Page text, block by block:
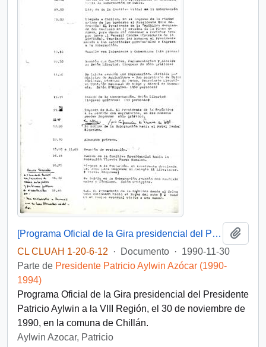
[Programa Oficial de la Gira presidencial del Presidente Patricio Aylwin a la VIII Región]
CL CLUAH 1-20-6-12
· Documento · 1990-11-30
Parte de Presidente Patricio Aylwin Azócar (1990-
1994)
Programa Oficial de la Gira presidencial del Presidente
Patricio Aylwin a la VIII Región, el 30 de noviembre de
1990, en la comuna de Chillán.
Aylwin Azocar, Patricio